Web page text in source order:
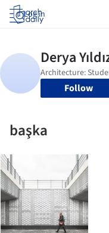
Log in
Follow
başka